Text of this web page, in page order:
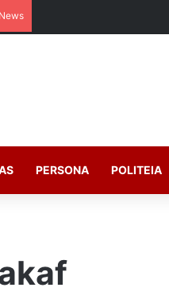
PERSONA POLITEIA